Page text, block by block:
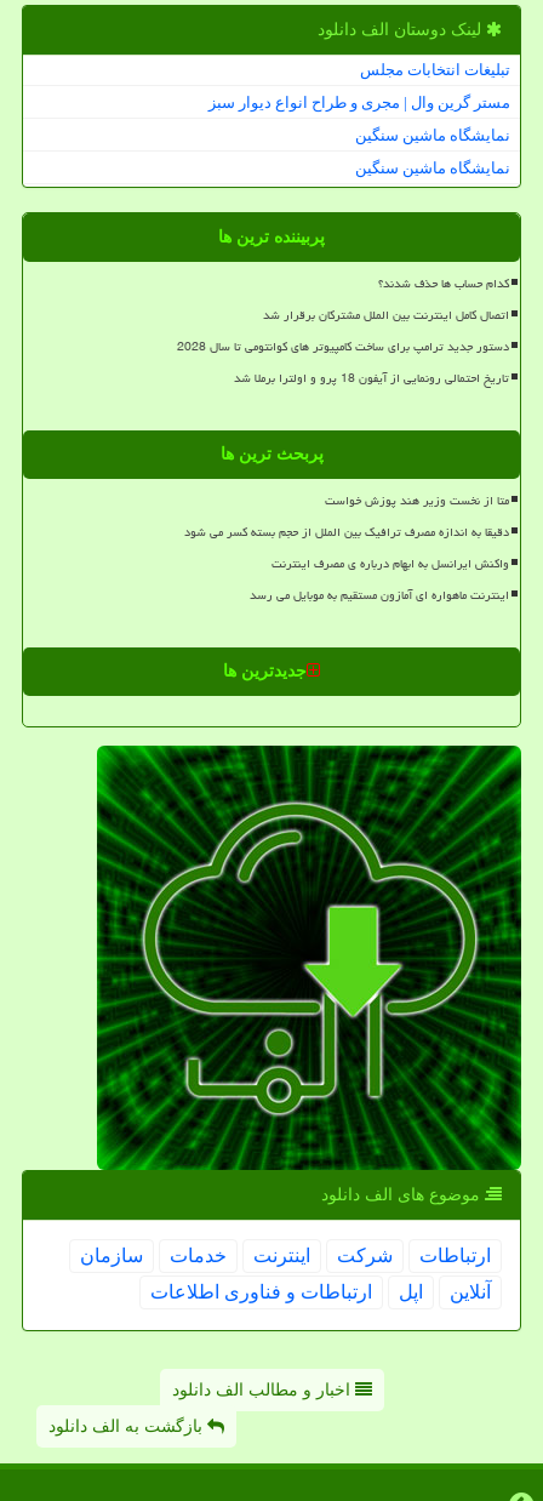
لینک دوستان الف دانلود
تبلیغات انتخابات مجلس
مستر گرین وال | مجری و طراح انواع دیوار سبز
نمایشگاه ماشین سنگین
نمایشگاه ماشین سنگین
پربیننده ترین ها
کدام حساب ها حذف شدند؟
اتصال کامل اینترنت بین الملل مشترکان برقرار شد
دستور جدید ترامپ برای ساخت کامپیوتر های کوانتومی تا سال 2028
تاریخ احتمالی رونمایی از آیفون 18 پرو و اولترا برملا شد
پربحث ترین ها
متا از نخست وزیر هند پوزش خواست
دقیقا به اندازه مصرف ترافیک بین الملل از حجم بسته کسر می شود
واکنش ایرانسل به ابهام درباره ی مصرف اینترنت
اینترنت ماهواره ای آمازون مستقیم به موبایل می رسد
جدیدترین ها
موضوع های الف دانلود
ارتباطات شركت اینترنت خدمات
سازمان
آنلاین
اپل ارتباطات و فناوری اطلاعات
اخبار و مطالب الف دانلود
بازگشت به الف دانلود